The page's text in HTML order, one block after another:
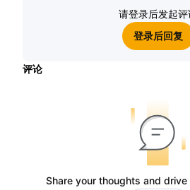
请登录后发起评
登录后回复
评论
Share your thoughts and